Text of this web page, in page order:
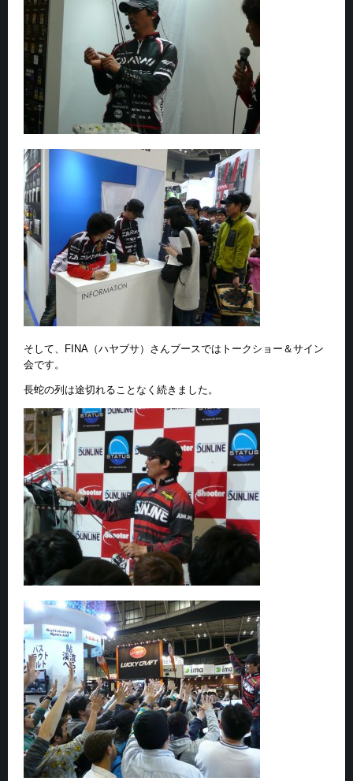
そして、FINA（ハヤブサ）さんブースではトークショー＆サイン
会です。
長蛇の列は途切れることなく続きました。